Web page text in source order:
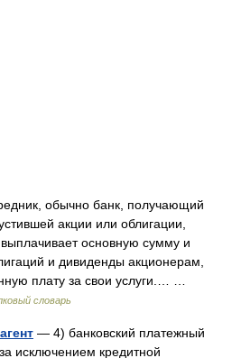
обычно банк, получающий
акции или облигации,
основную сумму и
и дивиденды акционерам,
плату за свои услуги.… …
словарь
— 4) банковский платежный
исключением кредитной